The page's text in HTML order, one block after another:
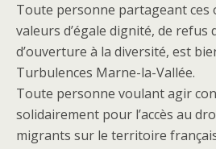
Toute personne partageant ces
valeurs d’égale dignité, de refus
d’ouverture à la diversité, est
Turbulences Marne-la-Vallée.
Toute personne voulant agir
solidairement pour l’accès au
migrants sur le territoire